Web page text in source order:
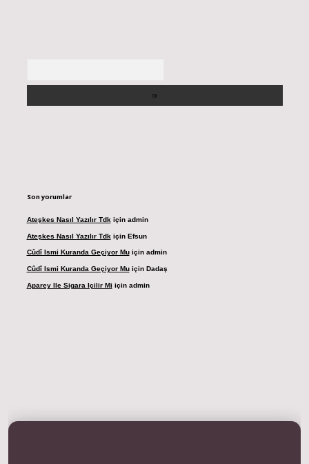
Son yorumlar
Ateşkes Nasıl Yazılır Tdk için admin
Ateşkes Nasıl Yazılır Tdk için Efsun
Cûdî Ismi Kuranda Geçiyor Muiçin admin
Cûdî Ismi Kuranda Geçiyor Muiçin Dadaş
Aparey Ile Sigara Içilir Mi için admin